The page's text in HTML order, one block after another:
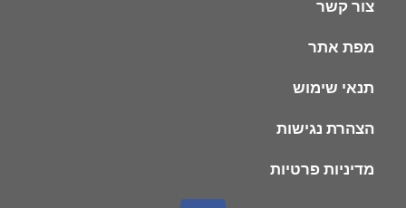
צור קשר
מפת אתר
תנאי שימוש
הצהרת נגישות
מדיניות פרטיות